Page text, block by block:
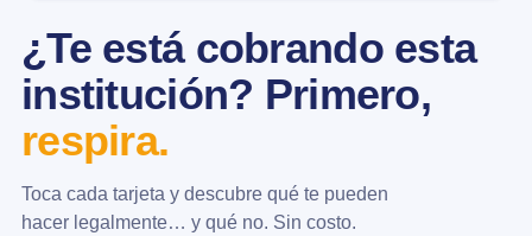
¿Te está cobrando esta
institución? Primero,
respira.
Toca cada tarjeta y descubre qué te pueden
hacer legalmente… y qué no. Sin costo.